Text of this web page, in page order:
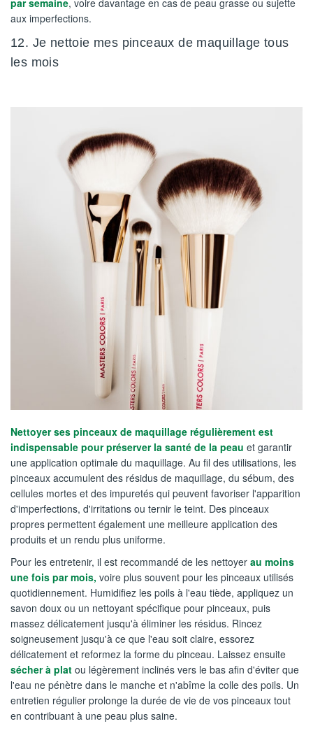
aux imperfections.
12. Je nettoie mes pinceaux de maquillage tous
les mois
Nettoyer ses pinceaux de maquillage régulièrement est
indispensable pour préserver la santé de la peau et garantir
une application optimale du maquillage. Au fil des utilisations, les
pinceaux accumulent des résidus de maquillage, du sébum, des
cellules mortes et des impuretés qui peuvent favoriser l'apparition
d'imperfections, d'irritations ou ternir le teint. Des pinceaux
propres permettent également une meilleure application des
produits et un rendu plus uniforme.
Pour les entretenir, il est recommandé de les nettoyer au moins
une fois par mois, voire plus souvent pour les pinceaux utilisés
quotidiennement. Humidifiez les poils à l'eau tiède, appliquez un
savon doux ou un nettoyant spécifique pour pinceaux, puis
massez délicatement jusqu'à éliminer les résidus. Rincez
soigneusement jusqu'à ce que l'eau soit claire, essorez
délicatement et reformez la forme du pinceau. Laissez ensuite
sécher à plat ou légèrement inclinés vers le bas afin d'éviter que
l'eau ne pénètre dans le manche et n'abîme la colle des poils. Un
entretien régulier prolonge la durée de vie de vos pinceaux tout
en contribuant à une peau plus saine.